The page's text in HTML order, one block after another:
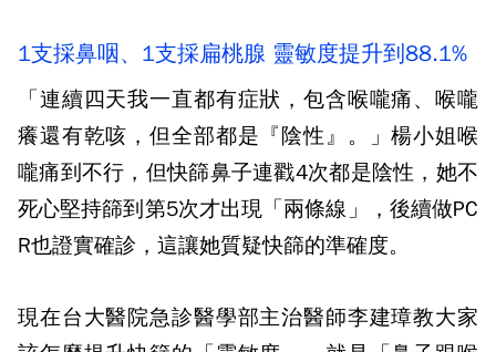
1支採鼻咽、1支採扁桃腺 靈敏度提升到88.1%
「連續四天我一直都有症狀，包含喉嚨痛、喉嚨
癢還有乾咳，但全部都是『陰性』。」楊小姐喉
嚨痛到不行，但快篩鼻子連戳4次都是陰性，她不
死心堅持篩到第5次才出現「兩條線」，後續做PC
R也證實確診，這讓她質疑快篩的準確度。
現在台大醫院急診醫學部主治醫師李建璋教大家